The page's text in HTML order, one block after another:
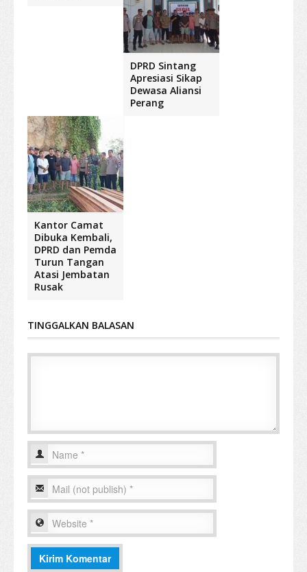
DPRD Sintang
Apresiasi Sikap
Dewasa Aliansi
Perang
Kantor Camat
Dibuka Kembali,
DPRD dan Pemda
Turun Tangan
Atasi Jembatan
Rusak
TINGGALKAN BALASAN